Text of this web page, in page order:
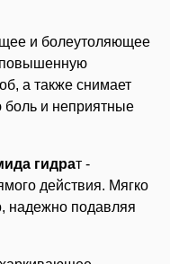
и болеутоляющее
повышенную
а также снимает
и неприятные
гидрат -
действия. Мягко
надежно подавляя